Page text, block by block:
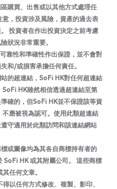
購買、出售或以其他方式處理任
，投資涉及風險，資產的過去表
投資者在作出投資決定之前考慮
狀況非常重要。
靠性和準確性作出保證，並不會對
和/或損害承擔任何責任。
的超連結，SoFi HK對任何超連結
HK雖然相信透過超連結至第
確的，但SoFi HK並不保證該等資
應被視為認可。使用此類超連結
守適用於此類訪問和該連結網站
或圖像均為其各自商標持有者的
SoFi HK 或其附屬公司。 這些商標
任何文章。
以任何方式修改、複製、影印、